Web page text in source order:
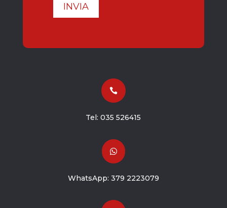
INVIA

Tel:035 526415

WhatsApp: 379 2223079